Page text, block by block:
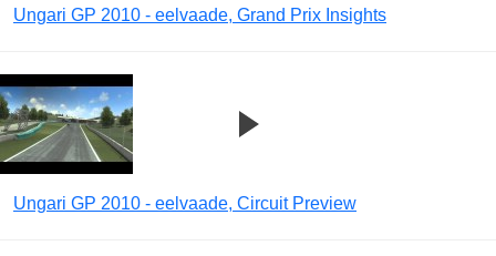
Ungari GP 2010 - eelvaade, Grand Prix Insights
Ungari GP 2010 - eelvaade, Circuit Preview